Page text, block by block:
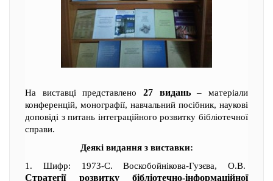
На виставці представлено 27 видань– матеріали
конференцій, монографії, навчальний посібник, наукові
доповіді з питань інтеграційного розвитку бібліотечної
справи.
Деякі видання з виставки:
1. Шифр: 1973-С. Воскобойнікова-Гузєва, О.В.
Стратегії розвитку бібліотечно-інформаційної